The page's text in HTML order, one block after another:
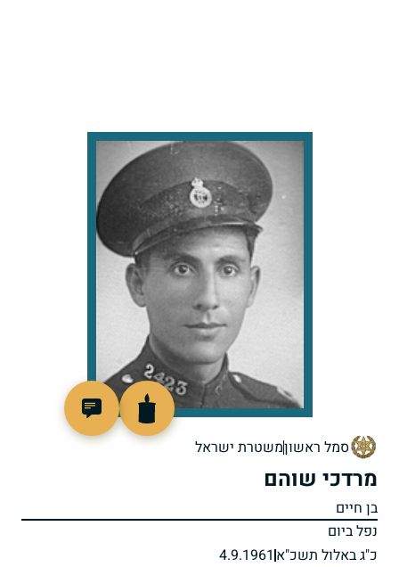
סמל ראשוןמשטרת ישראל
מרדכי שוהם
בן חיים
נפל ביום
כ"ג באלול תשכ"א 4.9.1961